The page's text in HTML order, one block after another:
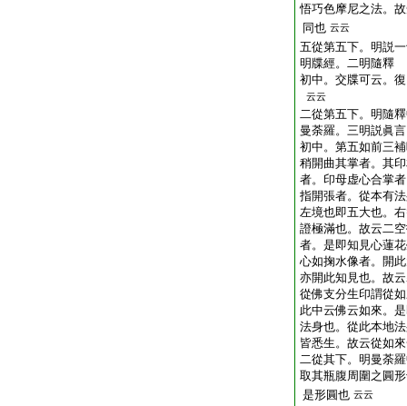
悟巧色摩尼之法。
同也 云云
五從第五下。明説
明牒經。二明隨釋
初中。交牒可云。
云云
二從第五下。明隨
曼荼羅。三明説眞言
初中。第五如前三
稍開曲其掌者。其
者。印母虚心合掌
指開張者。從本有
左境也即五大也。
證極滿也。故云二
者。是即知見心蓮
心如掬水像者。開
亦開此知見也。故云
從佛支分生印謂從
此中云佛云如來。
法身也。從此本地
皆悉生。故云從如
二從其下。明曼荼
取其瓶腹周圍之圓
是形圓也 云云